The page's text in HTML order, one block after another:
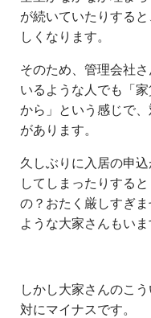
が続いていたりする
しくなります。
そのため、管理会社
いるような人でも「
から」という感じで
があります。
久しぶりに入居の申
してしまったりする
の？おたく厳しすぎ
ような大家さんもいま
しかし大家さんのこ
対にマイナスです。